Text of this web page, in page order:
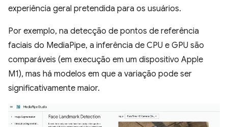
experiência geral pretendida para os usuários.
Por exemplo, na detecção de pontos de referência
faciais do MediaPipe, a inferência de CPU e GPU são
comparáveis (em execução em um dispositivo Apple
M1), mas há modelos em que a variação pode ser
significativamente maior.